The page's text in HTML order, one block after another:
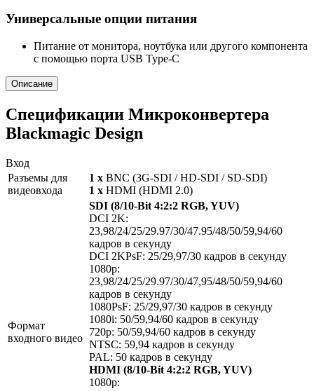
Универсальные опции питания
Питание от монитора, ноутбука или другого компонента
с помощью порта USB Type-C
Описание
Спецификации Микроконвертера
Blackmagic Design
Вход
Разъемы для
видеовхода
1 х BNC (3G-SDI / HD-SDI / SD-SDI)
1 х HDMI (HDMI 2.0)
Формат
входного видео
SDI (8/10-Bit 4:2:2 RGB, YUV)
DCI 2K:
23,98/24/25/29.97/30/47.95/48/50/59,94/60
кадров в секунду
DCI 2KPsF: 25/29,97/30 кадров в секунду
1080p:
23,98/24/25/29.97/30/47,95/48/50/59,94/60
кадров в секунду
1080PsF: 25/29,97/30 кадров в секунду
1080i: 50/59,94/60 кадров в секунду
720p: 50/59,94/60 кадров в секунду
NTSC: 59,94 кадров в секунду
PAL: 50 кадров в секунду
HDMI (8/10-Bit 4:2:2 RGB, YUV)
1080p: